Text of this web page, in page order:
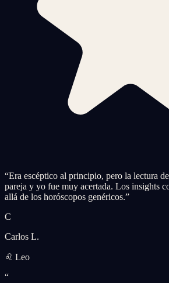
“Era escéptico al principio, pero la lectura
pareja y yo fue muy acertada. Los insights
allá de los horóscopos genéricos.”
C
Carlos L.
♌ Leo
“